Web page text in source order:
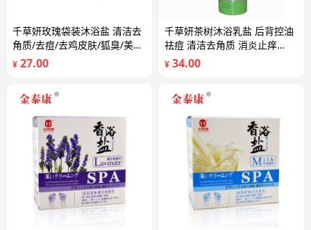
千草妍玫瑰袋装沐浴盐 清洁去
角质/去痘/去鸡皮肤/狐臭/美白
25g
¥ 27.00
千草妍茶树沐浴乳盐 后背控油
祛痘 清洁去角质 消炎止痒
350g
¥ 34.00